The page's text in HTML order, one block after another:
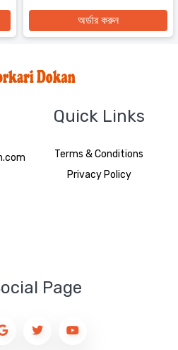
অর্ডার করুন
Quick Links
Terms & Conditions
Privacy Policy
Page